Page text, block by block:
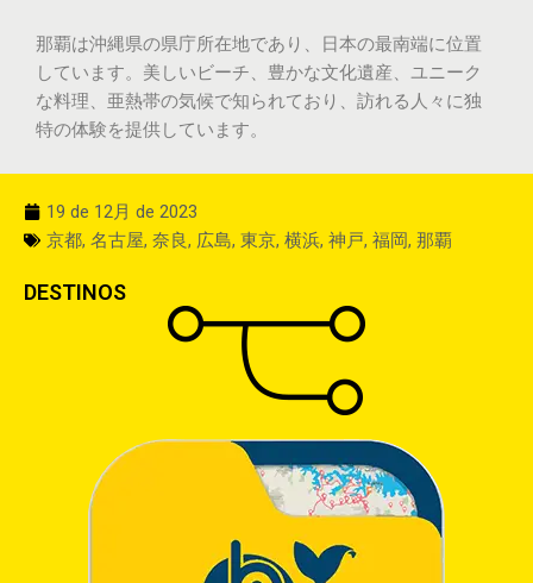
那覇は沖縄県の県庁所在地であり、日本の最南端に位置
しています。美しいビーチ、豊かな文化遺産、ユニーク
な料理、亜熱帯の気候で知られており、訪れる人々に独
特の体験を提供しています。
19 de 12月 de 2023
京都, 名古屋, 奈良, 広島, 東京, 横浜, 神戸, 福岡, 那覇
DESTINOS